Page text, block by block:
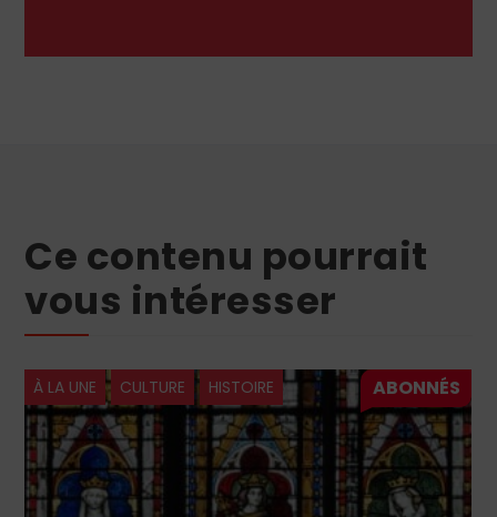
Ce contenu pourrait
vous intéresser
À LA UNE CULTURE HISTOIRE